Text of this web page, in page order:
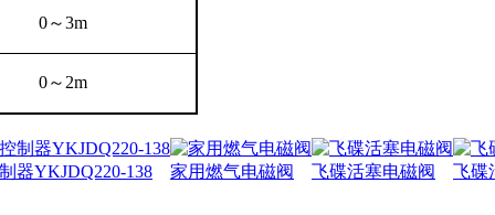
0～3m
0～ 2m
器YKJDQ220-138 家用燃气电磁阀 飞碟活塞电磁阀
飞碟